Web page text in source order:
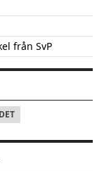
från SvP